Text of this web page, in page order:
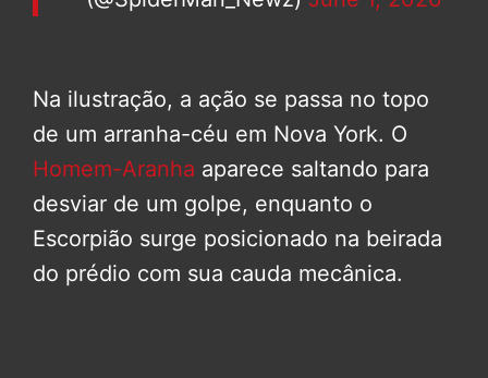
Na ilustração, a ação se passa no topo
de um arranha-céu em Nova York. O
Homem-Aranha aparece saltando para
desviar de um golpe, enquanto o
Escorpião surge posicionado na beirada
do prédio com sua cauda mecânica.